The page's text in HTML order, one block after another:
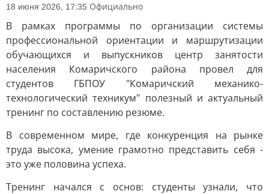
18 июня 2026, 17:35 Официально
В рамках программы по организации системы
профессиональной ориентации и маршрутизации
обучающихся и выпускников центр занятости
населения Комаричского района провел для
студентов ГБПОУ "Комаричский механико-
технологический техникум" полезный и актуальный
тренинг по составлению резюме.
В современном мире, где конкуренция на рынке
труда высока, умение грамотно представить себя -
это уже половина успеха.
Тренинг начался с основ: студенты узнали, что